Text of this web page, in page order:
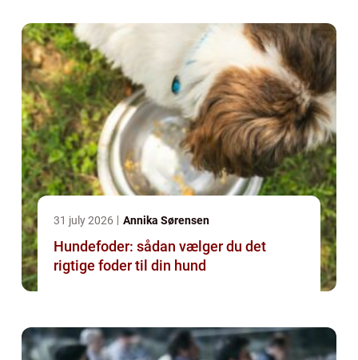
31 july 2026 Annika Sørensen
Hundefoder: sådan vælger du det
rigtige foder til din hund